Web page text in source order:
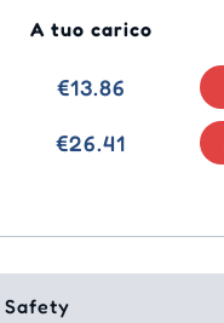
A tuo carico
€13.86
€26.41
Safety